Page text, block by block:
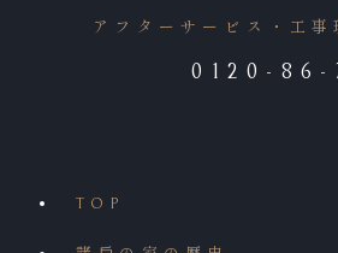
アフターサービス・工事
0120-86-
TOP